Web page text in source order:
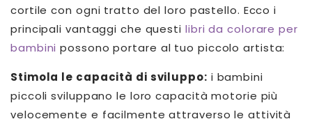
cortile con ogni tratto del loro pastello. Ecco i
principali vantaggi che questi libri da colorare per
bambini possono portare al tuo piccolo artista:
Stimola le capacità di sviluppo: i bambini
piccoli sviluppano le loro capacità motorie più
velocemente e facilmente attraverso le attività